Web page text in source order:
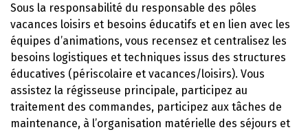
Sous la responsabilité du responsable des pôles
vacances loisirs et besoins éducatifs et en lien avec les
équipes d’animations, vous recensez et centralisez les
besoins logistiques et techniques issus des structures
éducatives (périscolaire et vacances/loisirs). Vous
assistez la régisseuse principale, participez au
traitement des commandes, participez aux tâches de
maintenance, à l’organisation matérielle des séjours et